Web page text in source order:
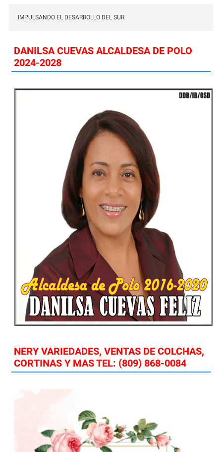
IMPULSANDO EL DESARROLLO DEL SUR
DANILSA CUEVAS ALCALDESA DE POLO
2024-2028
NERY VARIEDADES, VENTAS DE COLCHAS,
CORTINAS Y MAS TEL: (809) 868-0084